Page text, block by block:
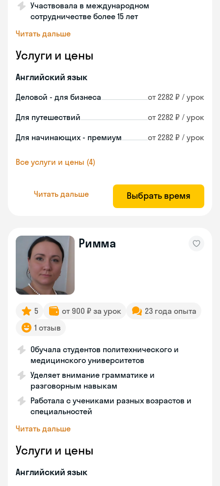
Участвовала в международном
сотрудничестве более 15 лет
Читать дальше
Услуги и цены
Английский язык
Деловой - для бизнеса от 2282 ₽ / урок
Для путешествий от 2282 ₽ / урок
Для начинающих - премиум от 2282 ₽ / урок
Все услуги и цены (4)
Читать дальше Выбрать время
Римма
5 от 900 ₽ за урок
23 года опыта
1 отзыв
Обучала студентов политехнического и
медицинского университетов
Уделяет внимание грамматике и
разговорным навыкам
Работала с учениками разных возрастов и
специальностей
Читать дальше
Услуги и цены
Английский язык